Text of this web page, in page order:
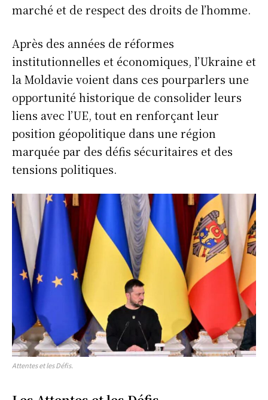
marché et de respect des droits de l’homme.
Après des années de réformes
institutionnelles et économiques, l’Ukraine et
la Moldavie voient dans ces pourparlers une
opportunité historique de consolider leurs
liens avec l’UE, tout en renforçant leur
position géopolitique dans une région
marquée par des défis sécuritaires et des
tensions politiques.
Attentes et les Défis.